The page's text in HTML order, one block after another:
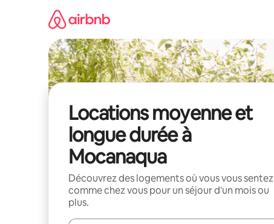
Locations moyenne et
longue durée à
Mocanaqua
Découvrez des logements où vous vous sentez
comme chez vous pour un séjour d'un mois ou
plus.